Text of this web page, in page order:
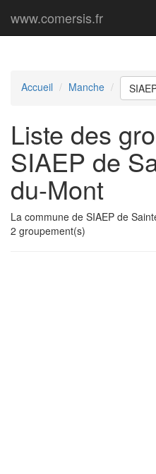
www.comersis.fr
Accueil Manche
Liste des
SIAEP de
du-Mont
La commune de SIAEP de
2 groupement(s)